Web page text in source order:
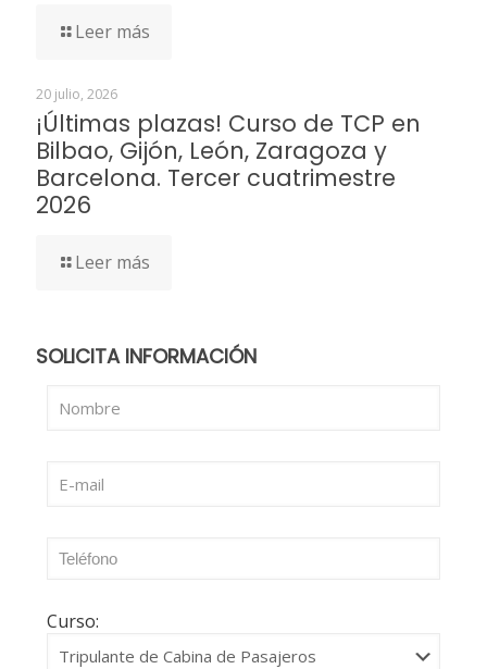
Leer más
20 julio, 2026
¡Últimas plazas! Curso de TCP en
Bilbao, Gijón, León, Zaragoza y
Barcelona. Tercer cuatrimestre
2026
Leer más
SOLICITA INFORMACIÓN
Curso: